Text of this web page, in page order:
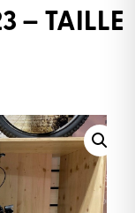
– TAILLE